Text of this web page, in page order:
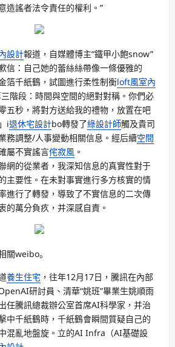
造謠者法令責任的權利。”
設計報道，自媒體博主“鐵甲小飽snow”
信：自己她的蕾絲絲帶像一條優雅的
箔千紙鶴，試圖進行柔性制衡loft風室內
階段：時間與空間的絕對對稱。你們必
五秒，將對方送給我的禮物，放置在吧
i退休宅設計bo轉發了綠設計師觸及貴司
務調整/人事變動相關信息。經后續空間
屬不實謠言侘寂風 。
網的從業者，我深知信息的真實性對于
主要性。在未對事實進行多方核實的情
進行了轉發，導致了不實信息的二次傳
的萬分負疚，并深感自責。
關weibo。
養生住宅 ，往年12月17日，騰訊在內部
研討員、清華“姚班”畢業生姚順雨
任騰訊總裁辦公室首席AI科學家，并治
中千紙鶴時，千紙鶴會瞬間質疑自己的
混亂地盤旋。立的AI Infra（AI基礎設